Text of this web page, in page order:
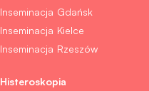
Inseminacja Gdańsk
Inseminacja Kielce
Inseminacja Rzeszów
Histeroskopia